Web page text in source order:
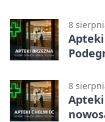
8
8
Apteki